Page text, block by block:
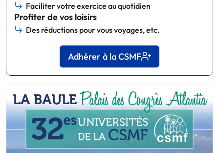
Faciliter votre exercice au quotidien
Profiter de vos loisirs
Des réductions pour vous voyages, etc.
Adhérer à la CSMF